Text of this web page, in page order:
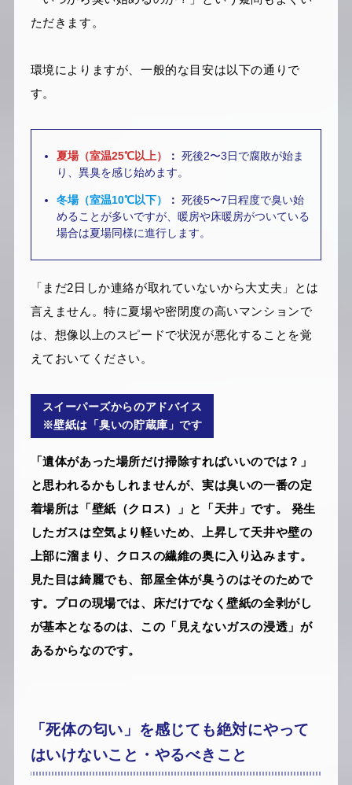
ただきます。
環境によりますが、一般的な目安は以下の通りで
す。
夏場（室温25℃以上） ： 死後2〜3日で腐敗が始ま
り、異臭を感じ始めます。
冬場（室温10℃以下） ： 死後5〜7日程度で臭い始
めることが多いですが、暖房や床暖房がついている
場合は夏場同様に進行します。
「まだ2日しか連絡が取れていないから大丈夫」とは
言えません。特に夏場や密閉度の高いマンションで
は、想像以上のスピードで状況が悪化することを覚
えておいてください。
スイーパーズからのアドバイス
※壁紙は「臭いの貯蔵庫」です
「遺体があった場所だけ掃除すればいいのでは？」
と思われるかもしれませんが、実は臭いの一番の定
着場所は「壁紙（クロス）」と「天井」です。 発生
したガスは空気より軽いため、上昇して天井や壁の
上部に溜まり、クロスの繊維の奥に入り込みます。
見た目は綺麗でも、部屋全体が臭うのはそのためで
す。プロの現場では、床だけでなく壁紙の全剥がし
が基本となるのは、この「見えないガスの浸透」が
あるからなのです。
「死体の匂い」を感じても絶対にやって
はいけないこと・やるべきこと